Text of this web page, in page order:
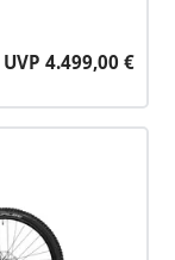
UVP 4.499,00 €